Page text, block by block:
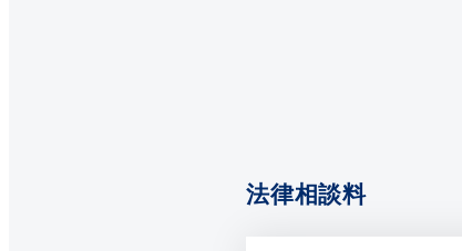
法律相談料